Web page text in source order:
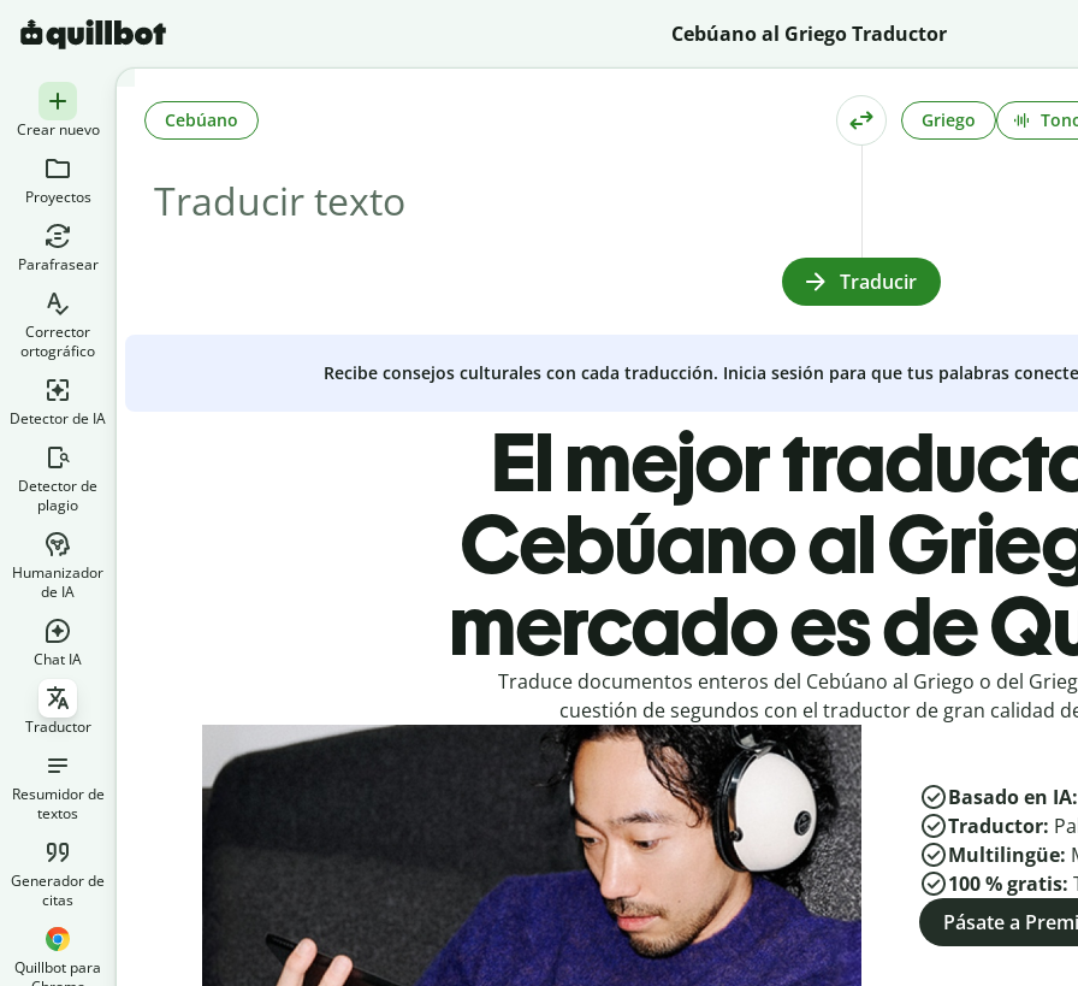
Cebúano al Griego Traductor
Crear nuevo
Proyectos
Parafrasear
Corrector
ortográfico
Detector de IA
Detector de
plagio
Humanizador
de IA
Chat IA
Traductor
Resumidor de
textos
Generador de
citas
Quillbot para
Cebúano Griego
Traducir
Recibe consejos culturales con cada traducción. Inicia sesión para que tus palabras
El mejor
Cebúano al
mercado es de
Traduce documentos enteros del Cebúano al Griego o del
cuestión de segundos con el traductor de gran calidad
Basado en IA:
Traductor:
Multilingüe:
100 % gratis:
Pásate a